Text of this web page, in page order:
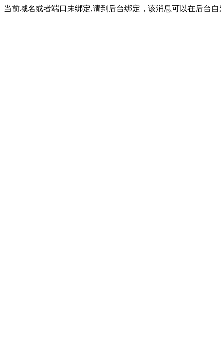
当前域名或者端口未绑定,请到后台绑定，该消息可以在后台自